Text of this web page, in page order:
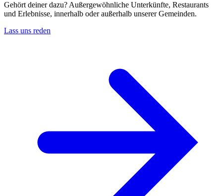
Gehört deiner dazu? Außergewöhnliche Unterkünfte, Restaurants
und Erlebnisse, innerhalb oder außerhalb unserer Gemeinden.
Lass uns reden